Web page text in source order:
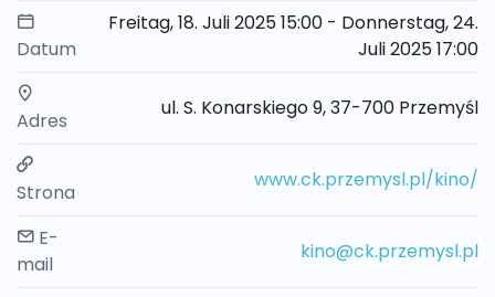
Datum
Freitag, 18. Juli 2025 15:00 - Donnerstag, 24.
Juli 2025 17:00
Adres
ul. S. Konarskiego 9, 37-700 Przemyśl
Strona
www.ck.przemysl.pl/kino/
E-
mail
kino@ck.przemysl.pl